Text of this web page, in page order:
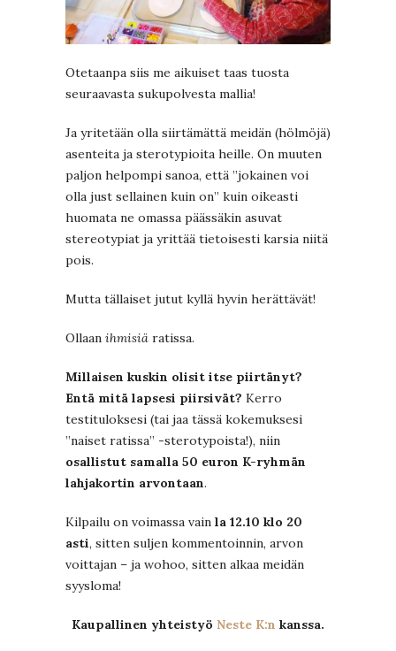
Otetaanpa siis me aikuiset taas tuosta
seuraavasta sukupolvesta mallia!
Ja yritetään olla siirtämättä meidän (hölmöjä)
asenteita ja sterotypioita heille. On muuten
paljon helpompi sanoa, että ”jokainen voi
olla just sellainen kuin on” kuin oikeasti
huomata ne omassa päässäkin asuvat
stereotypiat ja yrittää tietoisesti karsia niitä
pois.
Mutta tällaiset jutut kyllä hyvin herättävät!
Ollaan ihmisiä ratissa.
Millaisen kuskin olisit itse piirtänyt?
Entä mitä lapsesi piirsivät? Kerro
testituloksesi (tai jaa tässä kokemuksesi
”naiset ratissa” -sterotypoista!), niin
osallistut samalla 50 euron K-ryhmän
lahjakortin arvontaan.
Kilpailu on voimassa vain la 12.10 klo 20
asti, sitten suljen kommentoinnin, arvon
voittajan – ja wohoo, sitten alkaa meidän
syysloma!
Kaupallinen yhteistyö Neste K:n kanssa.